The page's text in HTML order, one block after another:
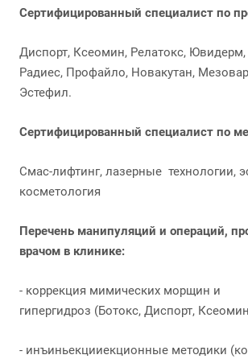
Сертифицированный специалист по
Диспорт, Ксеомин, Релатокс, Ювидерм,
Радиес, Профайло, Новакутан,
Эстефил.
Сертифицированный специалист по
Смас-лифтинг, лазерные технологии,
косметология
Перечень манипуляций и операций,
врачом в клинике:
- коррекция мимических морщин и
гипергидроз (Ботокс, Диспорт,
- инъиньекцииекционные методики